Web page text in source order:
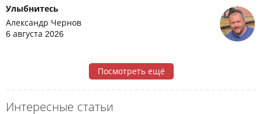
Улыбнитесь
Александр Чернов
6 августа 2026
Посмотреть ещё
Интересные статьи